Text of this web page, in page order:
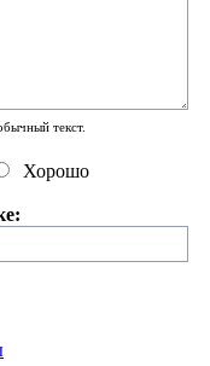
текст.
Хорошо